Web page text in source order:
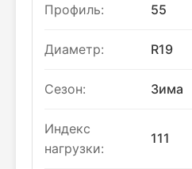
Профиль: 55
Диаметр: R19
Сезон: Зима
Индекс
нагрузки:
111